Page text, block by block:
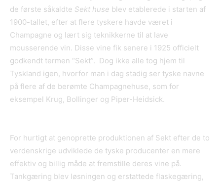
de første såkaldte Sekt huse blev etablerede i starten af
1900-tallet, efter at flere tyskere havde været i
Champagne og lært sig teknikkerne til at lave
mousserende vin. Disse vine fik senere i 1925 officielt
godkendt termen “Sekt”. Dog ikke alle tog hjem til
Tyskland igen, hvorfor man i dag stadig ser tyske navne
på flere af de berømte Champagnehuse, som for
eksempel Krug, Bollinger og Piper-Heidsick.
For hurtigt at genoprette produktionen af Sekt efter de to
verdenskrige udviklede de tyske producenter en mere
effektiv og billig måde at fremstille deres vine på.
Tankgæring blev løsningen og erstattede flaskegæring,